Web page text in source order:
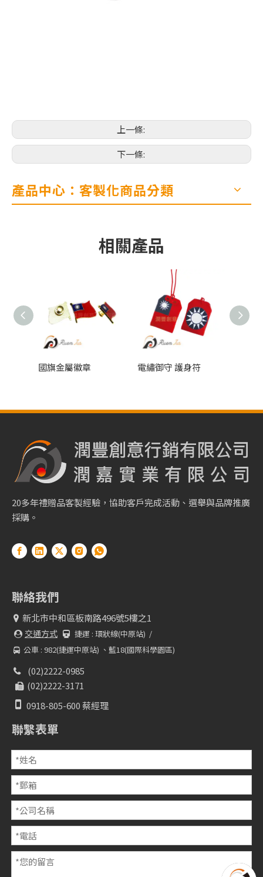
上一條:
下一條:
產品中心：客製化商品分類
相關產品
國旗金屬徽章 電繡御守 護身符
20多年禮贈品客製經驗，協助客戶完成活動、選舉與品牌推廣
採購。
聯絡我們
 新北市中和區板南路496號5樓之1
 交通方式  捷運 : 環狀線(中原站) /
 公車 : 982(捷運中原站) 、藍18(國際科學園區)
 (02)2222-0985
(02)2222-3171
 0918-805-600 蔡經理
聯繫表單